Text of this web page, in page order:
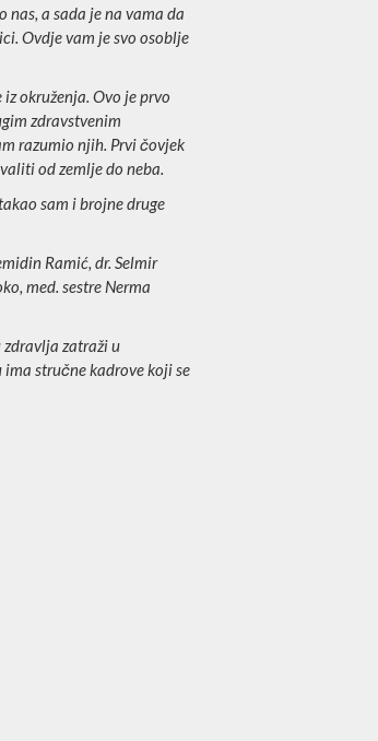
nas, a sada je na vama da
Ovdje vam je svo osoblje
okruženja. Ovo je prvo
zdravstvenim
razumio njih. Prvi čovjek
od zemlje do neba.
sam i brojne druge
Ramić, dr. Selmir
med. sestre Nerma
zdravlja zatraži u
stručne kadrove koji se